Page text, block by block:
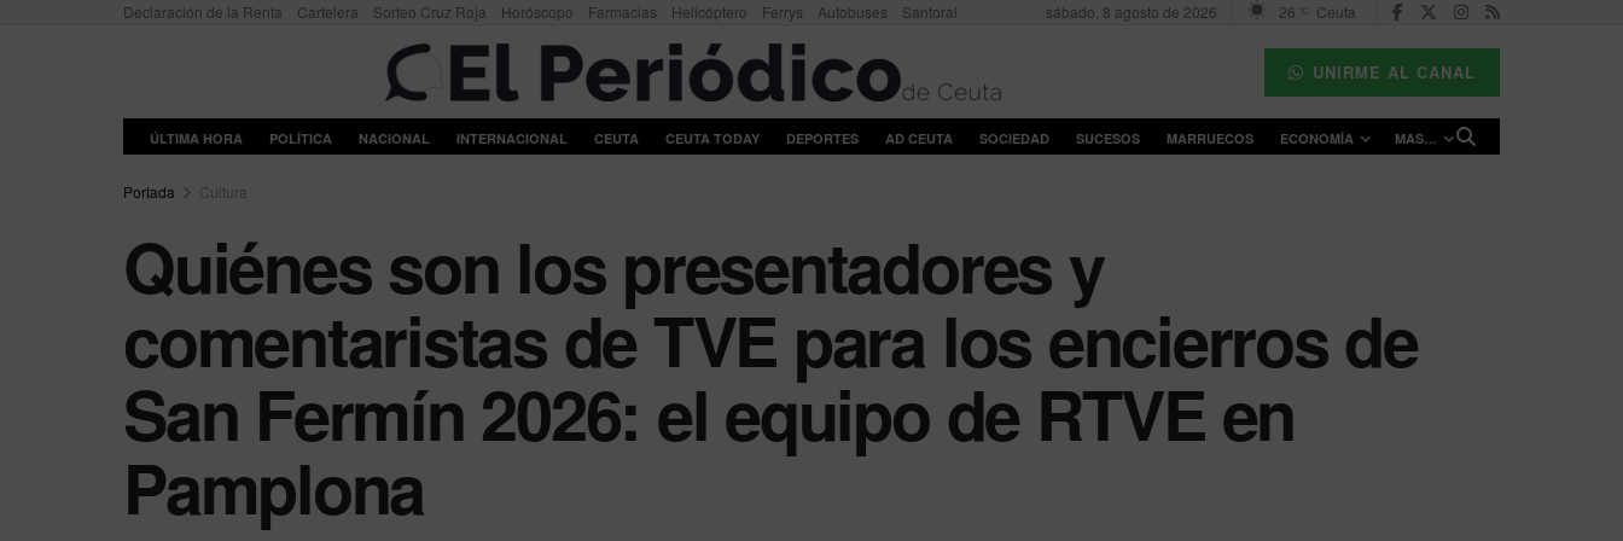
Declaración de la Renta Cartelera Sorteo Cruz Roja Horóscopo Farmacias Helicóptero Ferrys Autobuses Santoral sábado, 8 agosto de 2026 26 °C Ceuta
UNIRME AL CANAL
ÚLTIMA HORA POLÍTICA NACIONAL INTERNACIONAL CEUTA CEUTA TODAY DEPORTES AD CEUTA SOCIEDAD SUCESOS MARRUECOS ECONOMÍA MAS…
Portada Cultura
Quiénes son los presentadores y
comentaristas de TVE para los encierros de
San Fermín 2026: el equipo de RTVE en
Pamplona